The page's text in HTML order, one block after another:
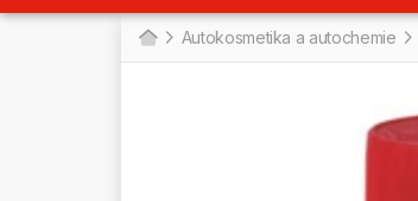
Autokosmetika a autochemie